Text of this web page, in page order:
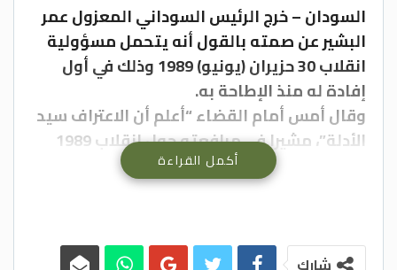
السودان – خرج الرئيس السوداني المعزول عمر
البشير عن صمته بالقول أنه يتحمل مسؤولية
انقلاب 30 حزيران (يونيو) 1989 وذلك في أول
إفادة له منذ الإطاحة به.
وقال أمس أمام القضاء “أعلم أن الاعتراف سيد
الأدلة”، مشيرا في مرافعته حول انقلاب 1989
أمس بأنه لم يكن لأي عضو في مجلس قيادة
الثورة أي دور في أحداث 30 حزيران (يونيو) 1989.
مشيرا إلى أنه رفض الادلاء بأي أقوال أمام لجنة
التحري لأنها لجنة سياسية وضمت في عضويتها
أكمل القراءة
شارك